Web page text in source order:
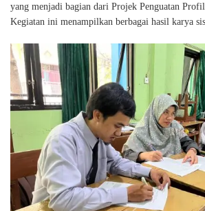
yang menjadi bagian dari Projek Penguatan
Kegiatan ini menampilkan berbagai hasil karya